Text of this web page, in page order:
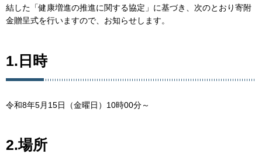
結した「健康増進の推進に関する協定」に基づき、次のとおり寄附
金贈呈式を行いますので、お知らせします。
1.日時
令和8年5月15日（金曜日）10時00分～
2.場所